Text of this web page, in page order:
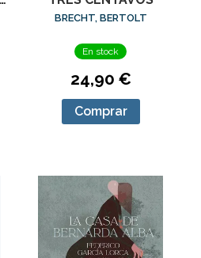
BRECHT, BERTOLT
En stock
24,90 €
Comprar